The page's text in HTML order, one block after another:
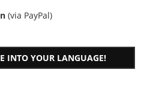
(via PayPal)
INTO YOUR LANGUAGE!